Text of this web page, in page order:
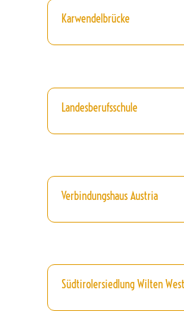
Karwendelbrücke
Landesberufsschule
Verbindungshaus Austria
Südtirolersiedlung Wilten West